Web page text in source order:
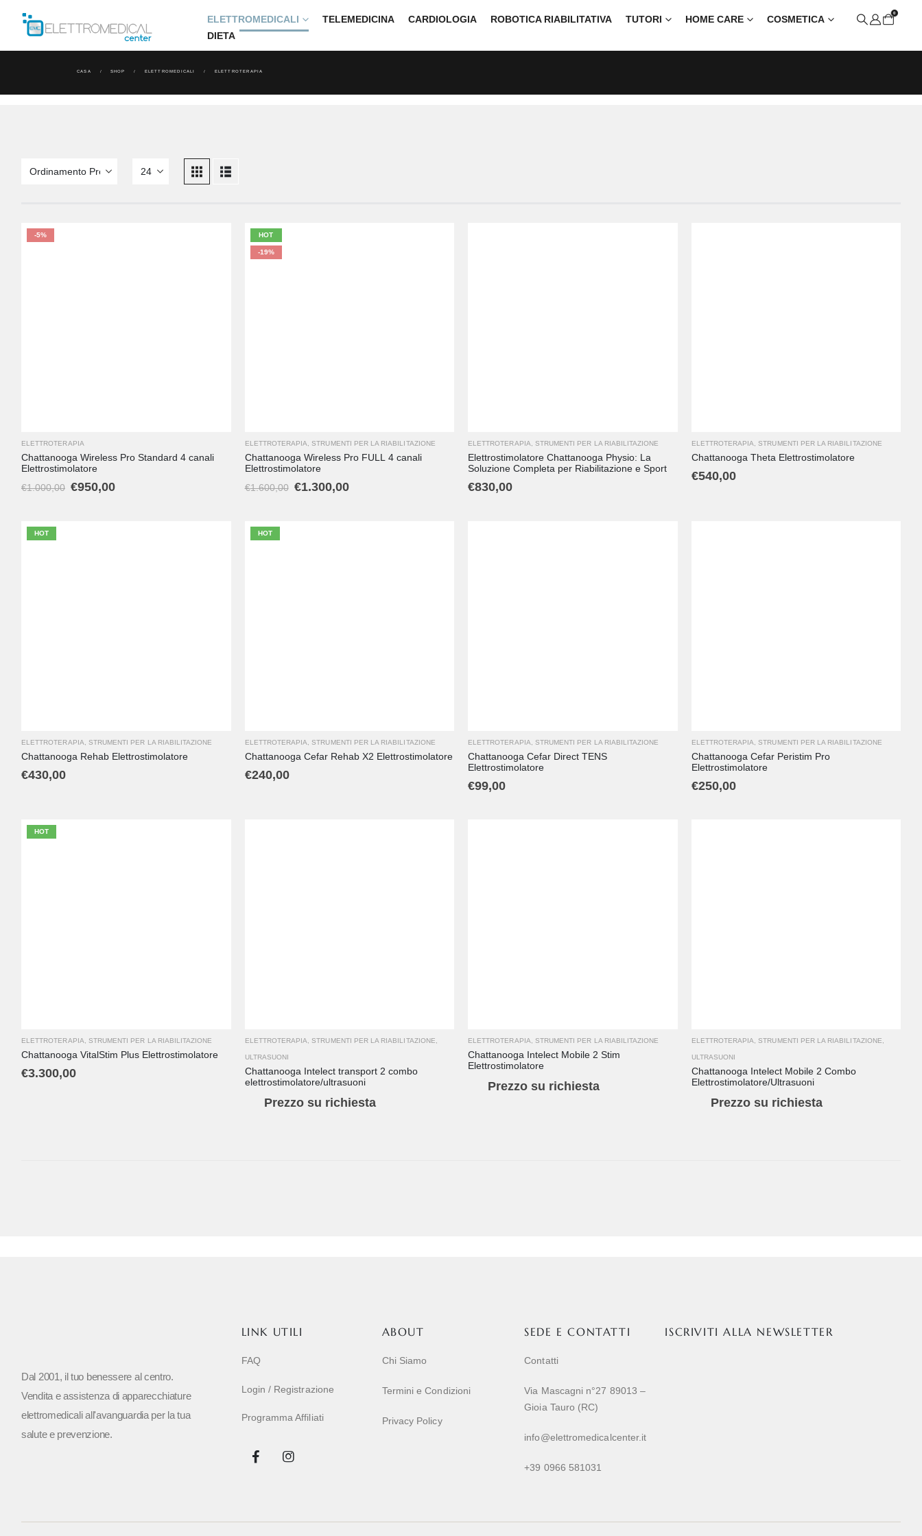
ELETTROMEDICALI TELEMEDICINA CARDIOLOGIA ROBOTICA RIABILITATIVA TUTORI HOME CARE
COSMETICA
DIETA
0
CASA SHOP ELETTROMEDICALI ELETTROTERAPIA
-5%
ELETTROTERAPIA
Chattanooga Wireless Pro Standard 4 canali
Elettrostimolatore
€1.000,00 €950,00
HOT
-19%
ELETTROTERAPIA,STRUMENTI PER LA RIABILITAZIONE
Chattanooga Wireless Pro FULL 4 canali
Elettrostimolatore
€1.600,00 €1.300,00
ELETTROTERAPIA, STRUMENTI PER LA RIABILITAZIONE
Elettrostimolatore Chattanooga Physio: La
Soluzione Completa per Riabilitazione e Sport
€830,00
ELETTROTERAPIA,STRUMENTI PER LA RIABILITAZIONE
Chattanooga Theta Elettrostimolatore
€540,00
HOT
ELETTROTERAPIA STRUMENTI PER LA RIABILITAZIONE
Chattanooga Rehab Elettrostimolatore
€430,00
HOT
ELETTROTERAPIA ,STRUMENTI PER LA RIABILITAZIONE
Chattanooga Cefar Rehab X2 Elettrostimolatore
€240,00
ELETTROTERAPIA STRUMENTI PER LA RIABILITAZIONE
Chattanooga Cefar Direct TENS
Elettrostimolatore
€99,00
ELETTROTERAPIA ,STRUMENTI PER LA RIABILITAZIONE
Chattanooga Cefar Peristim Pro
Elettrostimolatore
€250,00
HOT
ELETTROTERAPIA STRUMENTI PER LA RIABILITAZIONE
Chattanooga VitalStim Plus Elettrostimolatore
€3.300,00
ELETTROTERAPIA ,STRUMENTI PER LA RIABILITAZIONE
ULTRASUONI
Chattanooga Intelect transport 2 combo
elettrostimolatore/ultrasuoni
Prezzo su richiesta
ELETTROTERAPIA STRUMENTI PER LA RIABILITAZIONE
Chattanooga Intelect Mobile 2 Stim
Elettrostimolatore
Prezzo su richiesta
ELETTROTERAPIA ,STRUMENTI PER LA RIABILITAZIONE
ULTRASUONI
Chattanooga Intelect Mobile 2 Combo
Elettrostimolatore/Ultrasuoni
Prezzo su richiesta
Dal 2001, il tuo benessere al centro.
Vendita e assistenza di apparecchiature
elettromedicali all'avanguardia per la tua
salute e prevenzione.
LINK UTILI
FAQ
Login / Registrazione
Programma Affiliati
ABOUT
Chi Siamo
Termini e Condizioni
Privacy Policy
SEDE E CONTATTI
Contatti
Via Mascagni n°27 89013 –
Gioia Tauro (RC)
info@elettromedicalcenter.it
+39 0966 581031
ISCRIVITI ALLA NEWSLETTER